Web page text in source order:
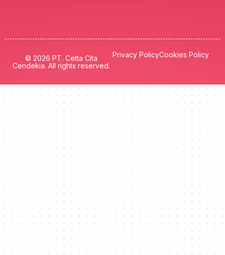
© 2026 PT. Cetta Cita
Cendekia. All rights reserved.
Privacy PolicyCookies Policy